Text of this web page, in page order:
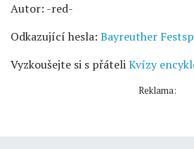
Autor: -red-
Odkazující hesla: Bayreuther
Vyzkoušejte si s přáteliKvízy
Reklama: